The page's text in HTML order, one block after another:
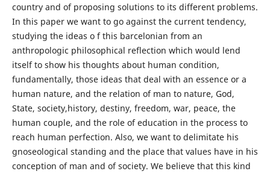
country and of proposing solutions to its different problems.
In this paper we want to go against the current tendency,
studying the ideas o f this barcelonian from an
anthropologic philosophical reflection which would lend
itself to show his thoughts about human condition,
fundamentally, those ideas that deal with an essence or a
human nature, and the relation of man to nature, God,
State, society,history, destiny, freedom, war, peace, the
human couple, and the role of education in the process to
reach human perfection. Also, we want to delimitate his
gnoseological standing and the place that values have in his
conception of man and of society. We believe that this kind